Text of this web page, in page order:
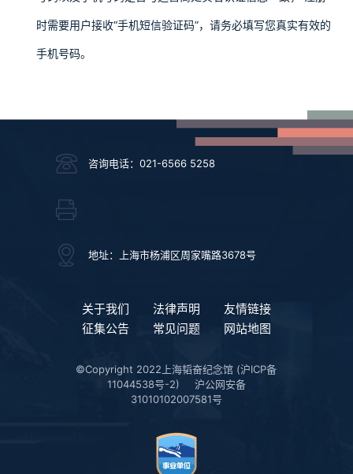
时需要用户接收“手机短信验证码”，请务必填写您真实有效的
手机号码。
咨询电话：021-6566 5258
地址：上海市杨浦区周家嘴路3678号
关于我们 法律声明
友情链接
征集公告
常见问题 网站地图
©Copyright 2022上海韬奋纪念馆 (沪ICP备
11044538号-2)
沪公网安备
31010102007581号